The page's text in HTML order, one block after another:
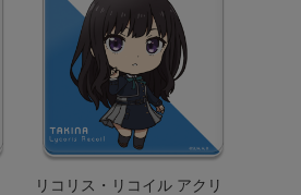
リコリス・リコイル アクリ